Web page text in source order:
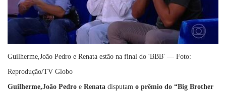
Guilherme,João Pedro e Renata estão na final do 'BBB' — Foto:
Reprodução/TV Globo
Guilherme,João Pedro e Renata disputam o prêmio do “Big Brother